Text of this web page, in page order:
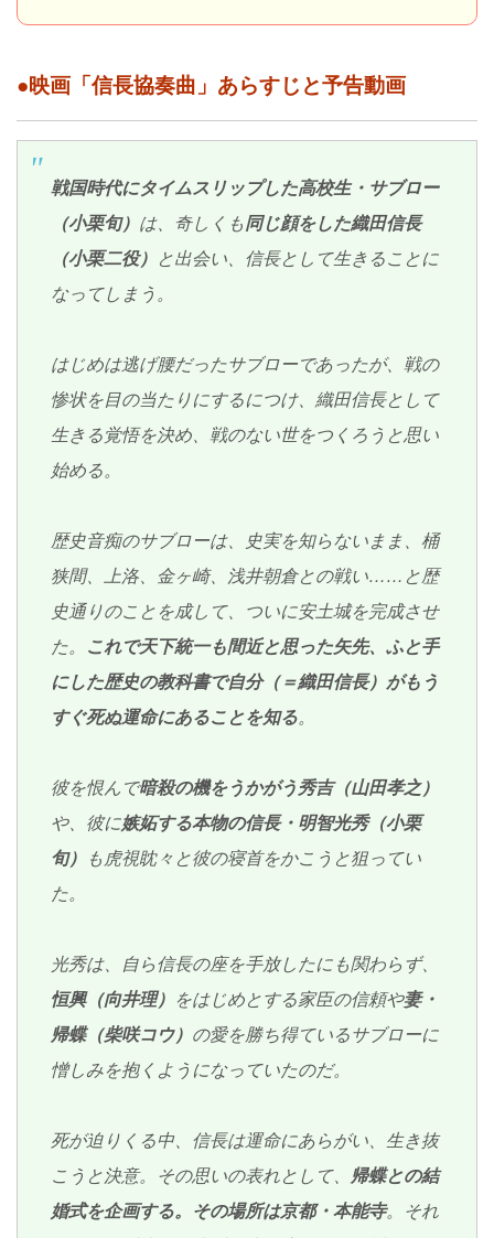
●映画「信長協奏曲」あらすじと予告動画
戦国時代にタイムスリップした高校生・サブロー
（小栗旬） は、奇しくも同じ顔をした織田信長
（小栗二役）
と出会い、信長として生きることに
なってしまう。
はじめは逃げ腰だったサブローであったが、戦の
惨状を目の当たりにするにつけ、織田信長として
生きる覚悟を決め、戦のない世をつくろうと思い
始める。
歴史音痴のサブローは、史実を知らないまま、桶
狭間、上洛、金ヶ崎、浅井朝倉との戦い……と歴
史通りのことを成して、ついに安土城を完成させ
た。
これで天下統一も間近と思った矢先、ふと手
にした歴史の教科書で自分（＝織田信長）がもう
すぐ死ぬ運命にあることを知る。
彼を恨んで暗殺の機をうかがう秀吉（山田孝之）
や、彼に嫉妬する本物の信長・明智光秀（小栗
旬）
も虎視眈々と彼の寝首をかこうと狙ってい
た。
光秀は、自ら信長の座を手放したにも関わらず、
恒興（向井理）
をはじめとする家臣の信頼や妻・
帰蝶（柴咲コウ） の愛を勝ち得ているサブローに
憎しみを抱くようになっていたのだ。
死が迫りくる中、信長は運命にあらがい、生き抜
こうと決意。その思いの表れとして、
帰蝶との結
婚式を企画する。その場所は京都・本能寺。それ